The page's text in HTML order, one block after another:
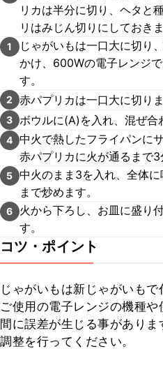
リカは半分に切り、ヘタと
リはみじん切りにしておきま
1
じゃがいもは一口大に切り
かけ、600Wの電子レンジ
す。
2 赤パプリカは一口大に切りま
3 ボウルに(A)を入れ、混ぜ合
4 中火で熱したフライパンに
赤パプリカに火が通るまで3
5 中火のまま3を入れ、全体
まで炒めます。
6
火から下ろし、お皿に盛り
す。
コツ・ポイント
じゃがいもは新じゃがいもで
ご使用の電子レンジの機種
間に誤差が生じる事がありま
調整を行ってください。